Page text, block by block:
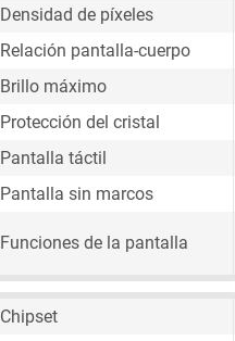
Densidad de píxeles
Relación pantalla-cuerpo
Brillo máximo
Protección del cristal
Pantalla táctil
Pantalla sin marcos
Funciones de la pantalla
Chipset